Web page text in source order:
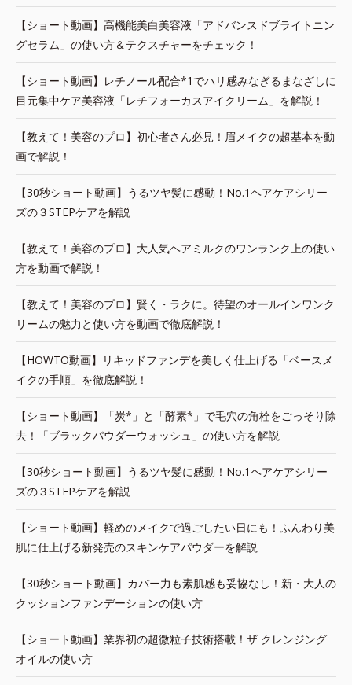
【ショート動画】高機能美白美容液「アドバンスドブライトニン
グセラム」の使い方＆テクスチャーをチェック！
【ショート動画】レチノール配合*1でハリ感みなぎるまなざしに
目元集中ケア美容液「レチフォーカスアイクリーム」を解説！
【教えて！美容のプロ】初心者さん必見！眉メイクの超基本を動
画で解説！
【30秒ショート動画】うるツヤ髪に感動！No.1ヘアケアシリー
ズの３STEPケアを解説
【教えて！美容のプロ】大人気ヘアミルクのワンランク上の使い
方を動画で解説！
【教えて！美容のプロ】賢く・ラクに。待望のオールインワンク
リームの魅力と使い方を動画で徹底解説！
【HOWTO動画】リキッドファンデを美しく仕上げる「ベースメ
イクの手順」を徹底解説！
【ショート動画】「炭*」と「酵素*」で毛穴の角栓をごっそり除
去！「ブラックパウダーウォッシュ」の使い方を解説
【30秒ショート動画】うるツヤ髪に感動！No.1ヘアケアシリー
ズの３STEPケアを解説
【ショート動画】軽めのメイクで過ごしたい日にも！ふんわり美
肌に仕上げる新発売のスキンケアパウダーを解説
【30秒ショート動画】カバー力も素肌感も妥協なし！新・大人の
クッションファンデーションの使い方
【ショート動画】業界初の超微粒子技術搭載！ザ クレンジング
オイルの使い方